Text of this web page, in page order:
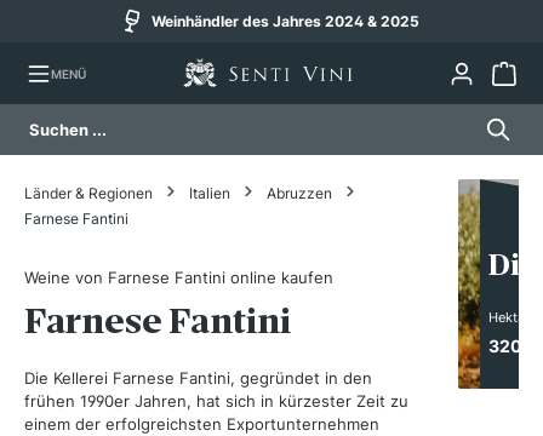
Weinhändler des Jahres 2024 & 2025
MENÜ
Länder & Regionen Italien
Abruzzen
Farnese Fantini
Weine von Farnese Fantini online kaufen
Farnese Fantini
Die Kellerei Farnese Fantini, gegründet in den
frühen 1990er Jahren, hat sich in kürzester Zeit zu
einem der erfolgreichsten Exportunternehmen
Hektar
320